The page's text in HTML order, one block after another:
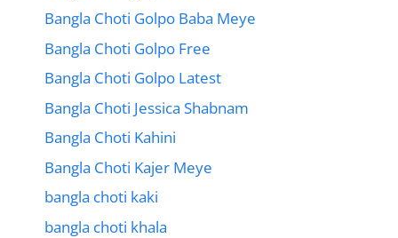
Bangla Choti Golpo Baba Meye
Bangla Choti Golpo Free
Bangla Choti Golpo Latest
Bangla Choti Jessica Shabnam
Bangla Choti Kahini
Bangla Choti Kajer Meye
bangla choti kaki
bangla choti khala